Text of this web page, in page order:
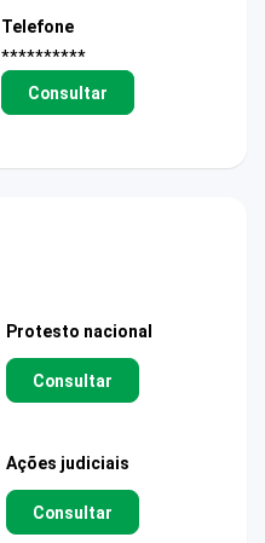
Telefone
**********
Consultar
Protesto nacional
Consultar
Ações judiciais
Consultar